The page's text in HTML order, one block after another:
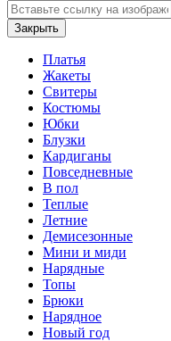
Закрыть
Платья
Жакеты
Свитеры
Костюмы
Юбки
Блузки
Кардиганы
Повседневные
В пол
Теплые
Летние
Демисезонные
Мини и миди
Нарядные
Топы
Брюки
Нарядное
Новый год